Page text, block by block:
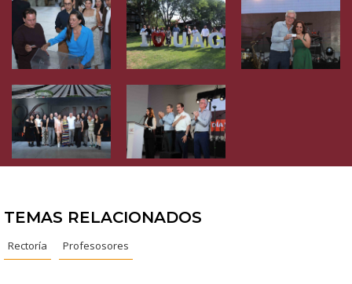
TEMAS RELACIONADOS
Rectoría Profesosores